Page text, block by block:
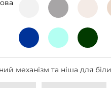
механізм та ніша для